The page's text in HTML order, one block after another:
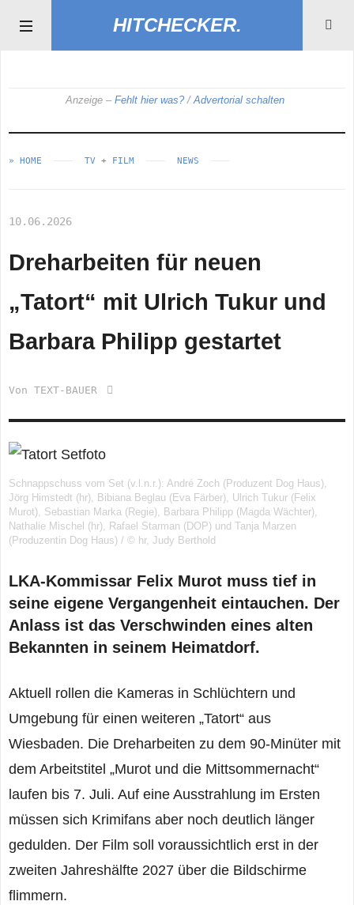
HITCHECKER
Anzeige – Fehlt hier was? /Advertorial schalten
» HOME TV + FILM NEWS
10.06.2026
Dreharbeiten für neuen
„Tatort“ mit Ulrich Tukur und
Barbara Philipp gestartet
Von TEXT-BAUER
Schnappschuss vom Set (v.l.n.r.): André Zoch (Produzent Dog Haus),
Jörg Himstedt (hr), Bibiana Beglau (Eva Färber), Ulrich Tukur (Felix
Murot), Sebastian Marka (Regie), Barbara Philipp (Magda Wächter),
Nathalie Mischel (hr), Rafael Starman (DOP) und Tanja Marzen
(Produzentin Dog Haus) / © hr, Judy Berthold
LKA-Kommissar Felix Murot muss tief in
seine eigene Vergangenheit eintauchen. Der
Anlass ist das Verschwinden eines alten
Bekannten in seinem Heimatdorf.
Aktuell rollen die Kameras in Schlüchtern und
Umgebung für einen weiteren „Tatort“ aus
Wiesbaden. Die Dreharbeiten zu dem 90-Minüter mit
dem Arbeitstitel „Murot und die Mittsommernacht“
laufen bis 7. Juli. Auf eine Ausstrahlung im Ersten
müssen sich Krimifans aber noch deutlich länger
gedulden. Der Film soll voraussichtlich erst in der
zweiten Jahreshälfte 2027 über die Bildschirme
flimmern.